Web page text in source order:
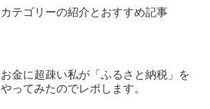
カテゴリーの紹介とおすすめ記事
お金に超疎い私が「ふるさと納税」を
やってみたのでレポします。